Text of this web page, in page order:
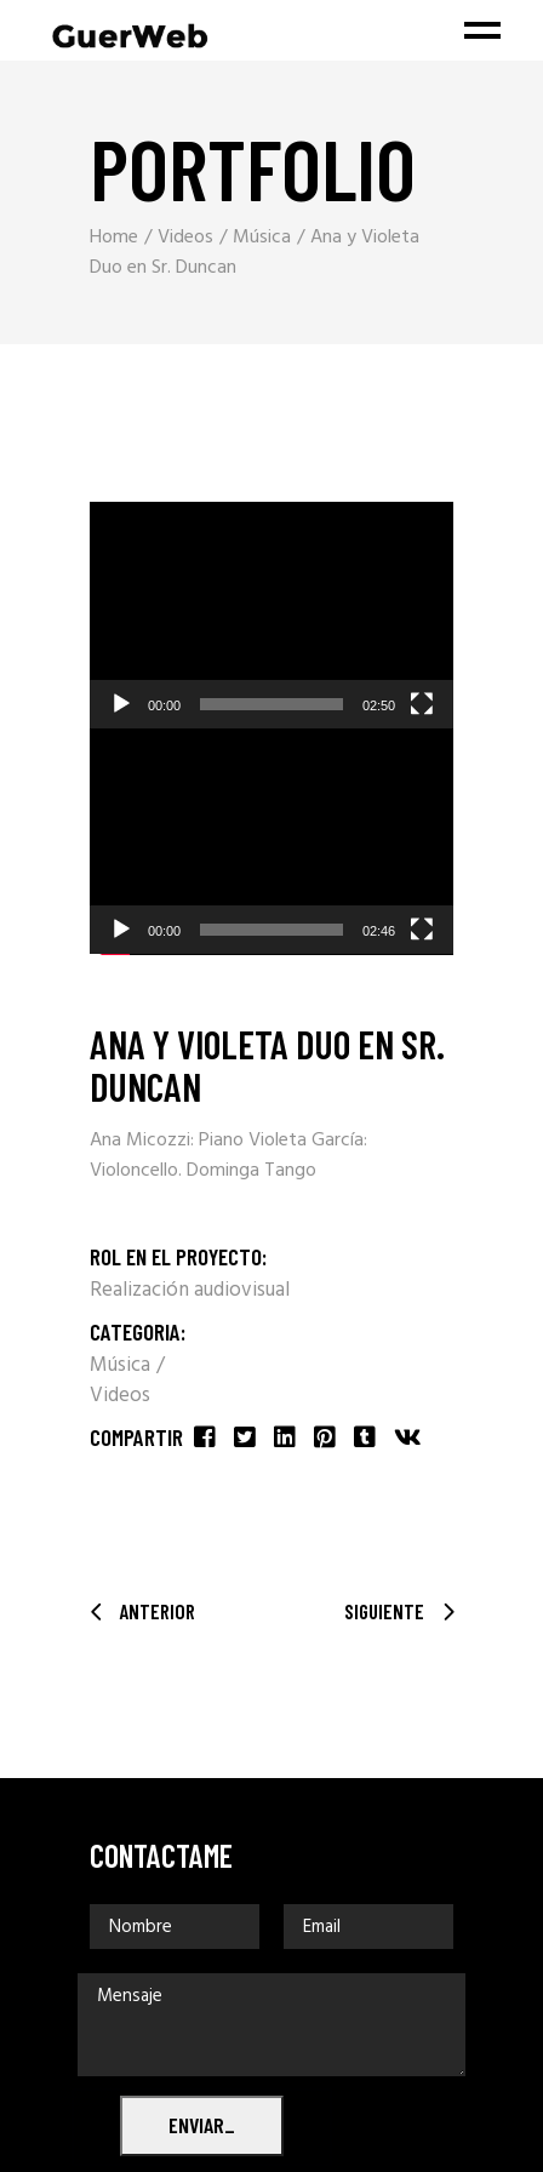
PORTFOLIO
Home Videos Música
Ana y Violeta
Duo en Sr. Duncan
00:00 02:50
00:00 02:46
ANA Y VIOLETA DUO EN SR.
DUNCAN
Ana Micozzi: Piano Violeta García:
Violoncello. Dominga Tango
ROL EN EL PROYECTO:
Realización audiovisual
CATEGORIA:
Música
Videos
COMPARTIR
ANTERIOR SIGUIENTE
CONTACTAME
ENVIAR_